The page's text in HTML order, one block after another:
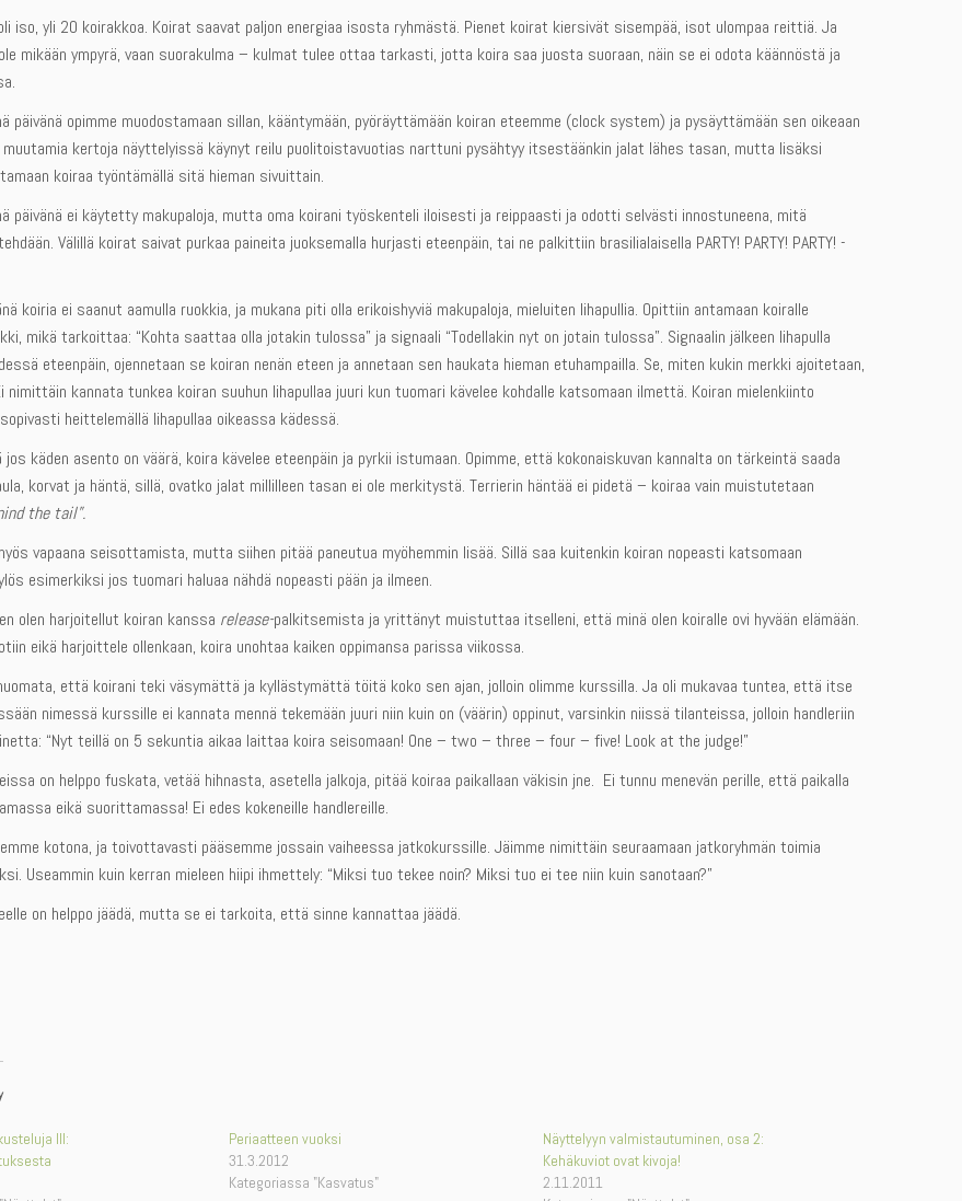
iso, yli 20 koirakkoa. Koirat saavat paljon energiaa isosta ryhmästä. Pienet koirat kiersivät sisempää, isot ulompaa reittiä. Ja
mikään ympyrä, vaan suorakulma – kulmat tulee ottaa tarkasti, jotta koira saa juosta suoraan, näin se ei odota käännöstä ja
päivänä opimme muodostamaan sillan, kääntymään, pyöräyttämään koiran eteemme (clock system) ja pysäyttämään sen oikeaan
muutamia kertoja näyttelyissä käynyt reilu puolitoistavuotias narttuni pysähtyy itsestäänkin jalat lähes tasan, mutta lisäksi
koiraa työntämällä sitä hieman sivuittain.
päivänä ei käytetty makupaloja, mutta oma koirani työskenteli iloisesti ja reippaasti ja odotti selvästi innostuneena, mitä
Välillä koirat saivat purkaa paineita juoksemalla hurjasti eteenpäin, tai ne palkittiin brasilialaisella PARTY! PARTY! PARTY! -
koiria ei saanut aamulla ruokkia, ja mukana piti olla erikoishyviä makupaloja, mieluiten lihapullia. Opittiin antamaan koiralle
mikä tarkoittaa: “Kohta saattaa olla jotakin tulossa” ja signaali “Todellakin nyt on jotain tulossa”. Signaalin jälkeen lihapulla
eteenpäin, ojennetaan se koiran nenän eteen ja annetaan sen haukata hieman etuhampailla. Se, miten kukin merkki ajoitetaan,
nimittäin kannata tunkea koiran suuhun lihapullaa juuri kun tuomari kävelee kohdalle katsomaan ilmettä. Koiran mielenkiinto
heittelemällä lihapullaa oikeassa kädessä.
jos käden asento on väärä, koira kävelee eteenpäin ja pyrkii istumaan. Opimme, että kokonaiskuvan kannalta on tärkeintä saada
korvat ja häntä, sillä, ovatko jalat millilleen tasan ei ole merkitystä. Terrierin häntää ei pidetä – koiraa vain muistutetaan
the tail”.
vapaana seisottamista, mutta siihen pitää paneutua myöhemmin lisää. Sillä saa kuitenkin koiran nopeasti katsomaan
esimerkiksi jos tuomari haluaa nähdä nopeasti pään ja ilmeen.
olen harjoitellut koiran kanssa release-palkitsemista ja yrittänyt muistuttaa itselleni, että minä olen koiralle ovi hyvään elämään.
eikä harjoittele ollenkaan, koira unohtaa kaiken oppimansa parissa viikossa.
että koirani teki väsymättä ja kyllästymättä töitä koko sen ajan, jolloin olimme kurssilla. Ja oli mukavaa tuntea, että itse
nimessä kurssille ei kannata mennä tekemään juuri niin kuin on (väärin) oppinut, varsinkin niissä tilanteissa, jolloin handleriin
“Nyt teillä on 5 sekuntia aikaa laittaa koira seisomaan! One – two – three – four – five! Look at the judge!”
on helppo fuskata, vetää hihnasta, asetella jalkoja, pitää koiraa paikallaan väkisin jne. Ei tunnu menevän perille, että paikalla
eikä suorittamassa! Ei edes kokeneille handlereille.
kotona, ja toivottavasti pääsemme jossain vaiheessa jatkokurssille. Jäimme nimittäin seuraamaan jatkoryhmän toimia
Useammin kuin kerran mieleen hiipi ihmettely: “Miksi tuo tekee noin? Miksi tuo ei tee niin kuin sanotaan?”
on helppo jäädä, mutta se ei tarkoita, että sinne kannattaa jäädä.
III:
Periaatteen vuoksi
31.3.2012
Kategoriassa "Kasvatus"
Näyttelyyn valmistautuminen, osa 2:
Kehäkuviot ovat kivoja!
2.11.2011